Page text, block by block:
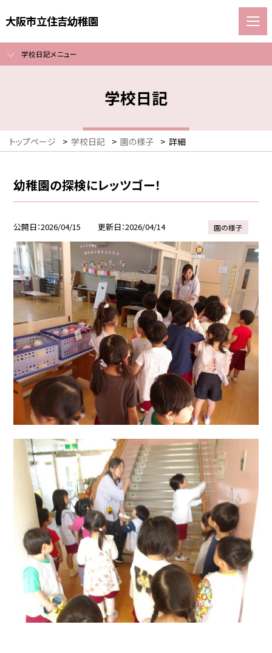
大阪市立住吉幼稚園
学校日記メニュー
学校日記
トップページ > 学校日記 > 園の様子 > 詳細
幼稚園の探検にレッツゴー！
公開日 2026/04/15 更新日 2026/04/14 園の様子